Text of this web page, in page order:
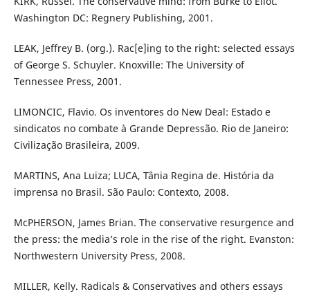
Washington DC: Regnery Publishing, 2001.
LEAK, Jeffrey B. (org.). Rac[e]ing to the right: selected essays
of George S. Schuyler. Knoxville: The University of
Tennessee Press, 2001.
LIMONCIC, Flavio. Os inventores do New Deal: Estado e
sindicatos no combate à Grande Depressão. Rio de Janeiro:
Civilização Brasileira, 2009.
MARTINS, Ana Luiza; LUCA, Tânia Regina de. História da
imprensa no Brasil. São Paulo: Contexto, 2008.
McPHERSON, James Brian. The conservative resurgence and
the press: the media’s role in the rise of the right. Evanston:
Northwestern University Press, 2008.
MILLER, Kelly. Radicals & Conservatives and others essays